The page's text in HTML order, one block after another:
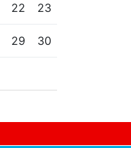
22 23
29 30